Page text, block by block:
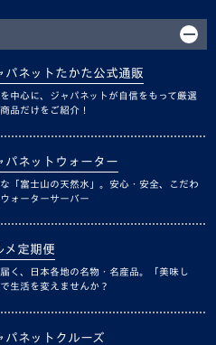
パネットたかた公式通販
中心に、ジャパネットが自信をもって厳選
品だけをご紹介！
パネットウォーター
な「富士山の天然水」。安心・安全、こだわ
ォーターサーバー
メ定期便
く、日本各地の名物・名産品。「美味し
生活を変えませんか？
パネットクルーズ